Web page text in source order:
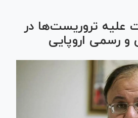
علیه تروریست‌ها در
و رسمی اروپایی